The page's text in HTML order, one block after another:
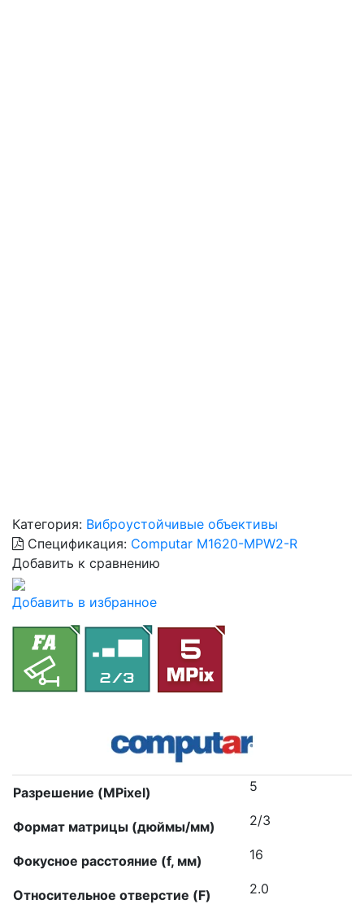
Категория: Виброустойчивые объективы
Спецификация: Computar M1620-MPW2-R
Добавить к сравнению
Добавить в избранное
Разрешение (MPixel) 5
Формат матрицы (дюймы/мм) 2/3
Фокусное расстояние (f, мм) 16
Относительное отверстие (F) 2.0